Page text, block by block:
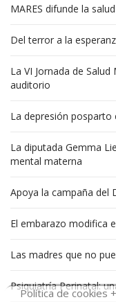
MARES difunde la
Del terror a la
La VI Jornada de
auditorio
La depresión posparto
La diputada Gemma
mental materna
Apoya la campaña del
El embarazo modifica
Las madres que no
Psiquiatría Perinatal:
Política de cookies